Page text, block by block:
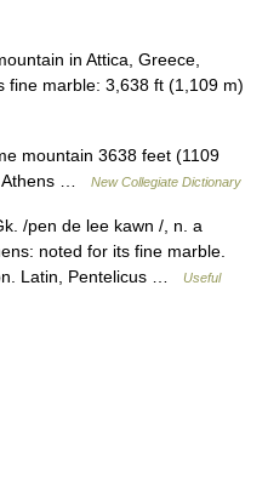
in Attica, Greece,
fine marble: 3,638 ft (1,109 m)
mountain 3638 feet (1109
Athens …
New Collegiate Dictionary
/pen de lee kawn /, n. a
noted for its fine marble.
Latin, Pentelicus …
Useful